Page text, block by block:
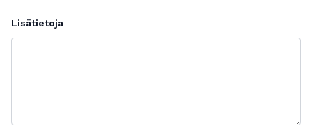
Lisätietoja